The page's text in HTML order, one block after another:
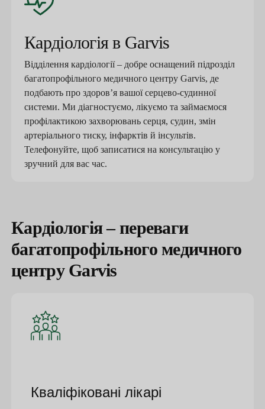
Кардіологія в Garvis
Відділення кардіології – добре оснащений підрозділ
багатопрофільного медичного центру Garvis, де
подбають про здоров’я вашої серцево-судинної
системи. Ми діагностуємо, лікуємо та займаємося
профілактикою захворювань серця, судин, змін
артеріального тиску, інфарктів й інсультів.
Телефонуйте, щоб записатися на консультацію у
зручний для вас час.
Кардіологія – переваги
багатопрофільного медичного
центру Garvis
Кваліфіковані лікарі